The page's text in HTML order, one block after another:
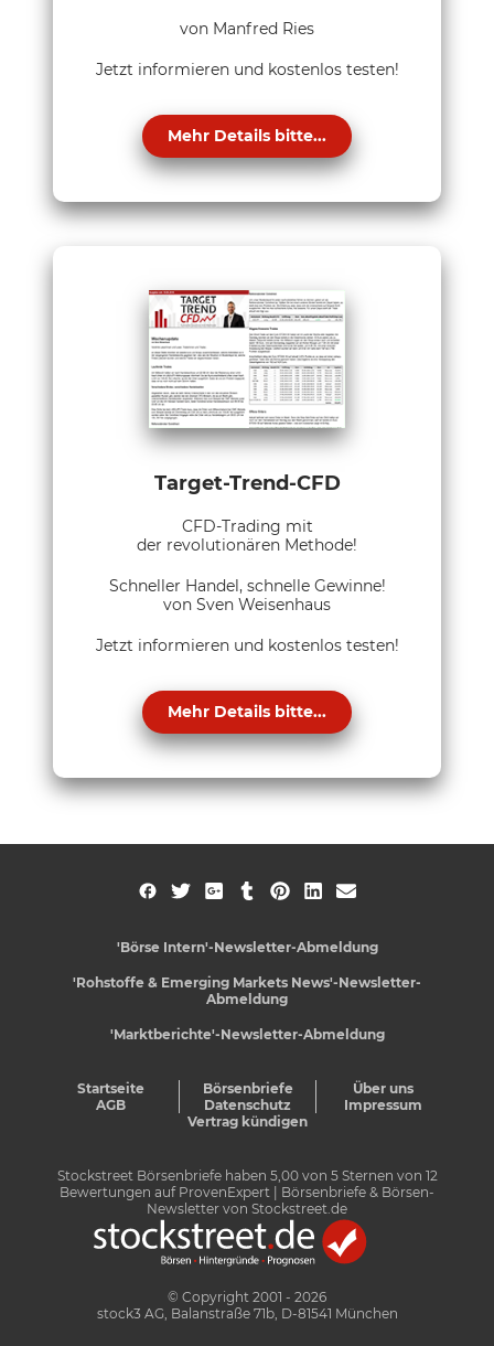
von Manfred Ries
Jetzt informieren und kostenlos testen!
Mehr Details bitte...
Target-Trend-CFD
CFD-Trading mit
der revolutionären Methode!
Schneller Handel, schnelle Gewinne!
von Sven Weisenhaus
Jetzt informieren und kostenlos testen!
Mehr Details bitte...
'Börse Intern'-Newsletter-Abmeldung
'Rohstoffe & Emerging Markets News'-Newsletter-
Abmeldung
'Marktberichte'-Newsletter-Abmeldung
Startseite Börsenbriefe
Über uns
AGB
Datenschutz
Impressum
Vertrag kündigen
Stockstreet Börsenbriefe haben 5,00von 5Sternen von 12
Bewertungen auf ProvenExpert
| Börsenbriefe & Börsen-
Newsletter von Stockstreet.de
© Copyright 2001 - 2026
stock3 AG, Balanstraße 71b, D-81541 München